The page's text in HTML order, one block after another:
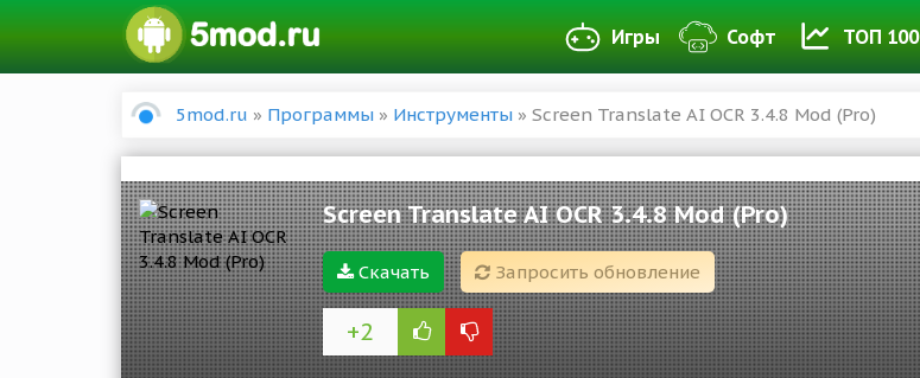
Игры Софт ТОП 100
5mod.ru » Программы » Инструменты » Screen Translate AI OCR 3.4.8 Mod (Pro)
Screen Translate AI OCR 3.4.8 Mod (Pro)
Скачать Запросить обновление
+2